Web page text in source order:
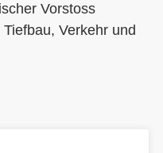
Vorstoss
Verkehr und